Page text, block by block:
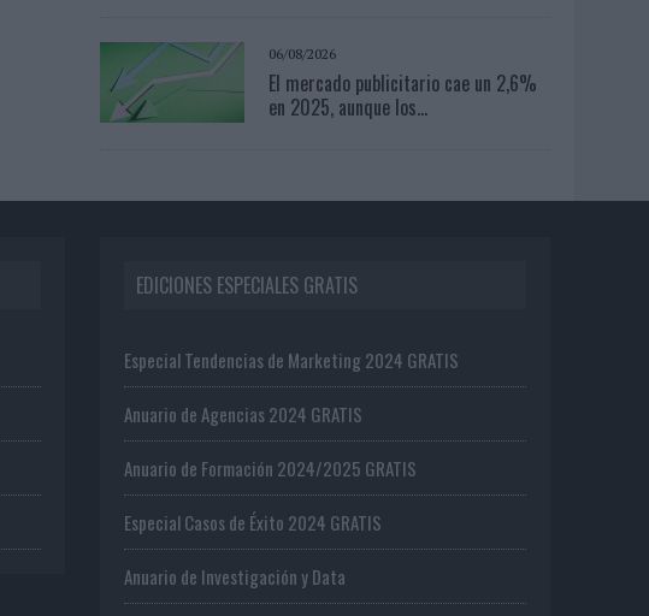
06/08/2026
El mercado publicitario cae un 2,6%
en 2025, aunque los...
EDICIONES ESPECIALES GRATIS
Especial Tendencias de Marketing 2024 GRATIS
Anuario de Agencias 2024 GRATIS
Anuario de Formación 2024/2025 GRATIS
Especial Casos de Éxito 2024 GRATIS
Anuario de Investigación y Data